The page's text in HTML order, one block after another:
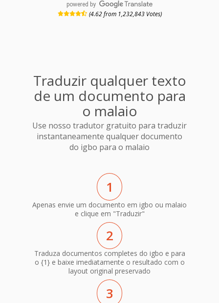
powered by
(4.62 from 1,232,843 Votes)
Traduzir qualquer texto
de um documento para
o malaio
Use nosso tradutor gratuito para traduzir
instantaneamente qualquer documento
do igbo para o malaio
1
Apenas envie um documento em igbo ou malaio
e clique em "Traduzir"
2
Traduza documentos completes do igbo e para
o {1} e baixe imediatamente o resultado com o
layout original preservado
3